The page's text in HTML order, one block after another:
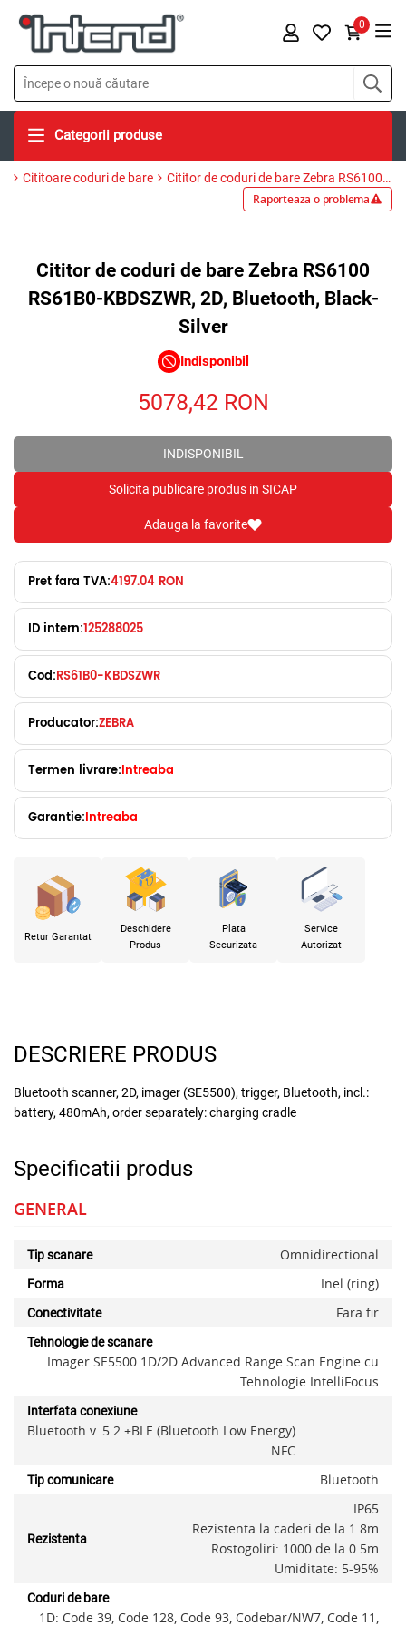
0
Categorii produse
Cititoare coduri de bare Cititor de coduri de bare Zebra RS6100 RS61B0-KBDSZWR, 2D, Bluetooth, Black-Silver
Raporteaza o problema
Cititor de coduri de bare Zebra RS6100
RS61B0-KBDSZWR, 2D, Bluetooth, Black-
Silver
Indisponibil
5078,42 RON
INDISPONIBIL
Solicita publicare produs in SICAP
Adauga la favorite
Pret fara TVA:4197.04 RON
ID intern:125288025
Cod:RS61B0-KBDSZWR
Producator:ZEBRA
Termen livrare:Intreaba
Garantie:Intreaba
Retur Garantat
Deschidere
Produs
Plata
Securizata
Service
Autorizat
DESCRIERE PRODUS
Bluetooth scanner, 2D, imager (SE5500), trigger, Bluetooth, incl.:
battery, 480mAh, order separately: charging cradle
Specificatii produs
GENERAL
Tip scanare Omnidirectional
Forma Inel (ring)
Conectivitate Fara fir
Tehnologie de scanare
Imager SE5500 1D/2D Advanced Range Scan Engine cu
Tehnologie IntelliFocus
Interfata conexiune
Bluetooth v. 5.2 +BLE (Bluetooth Low Energy)
NFC
Tip comunicare Bluetooth
Rezistenta
IP65
Rezistenta la caderi de la 1.8m
Rostogoliri: 1000 de la 0.5m
Umiditate: 5-95%
Coduri de bare
1D: Code 39, Code 128, Code 93, Codebar/NW7, Code 11,x